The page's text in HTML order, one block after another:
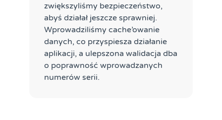
zwiększyliśmy bezpieczeństwo,
abyś działał jeszcze sprawniej.
Wprowadziliśmy cache’owanie
danych, co przyspiesza działanie
aplikacji, a ulepszona walidacja dba
o poprawność wprowadzanych
numerów serii.